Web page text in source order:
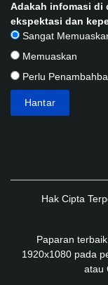
Adakah infomasi di
ekspektasi dan
Sangat
Memuaskan
Perlu
Hak Cipta
Paparan
1920x1080 pada
atau